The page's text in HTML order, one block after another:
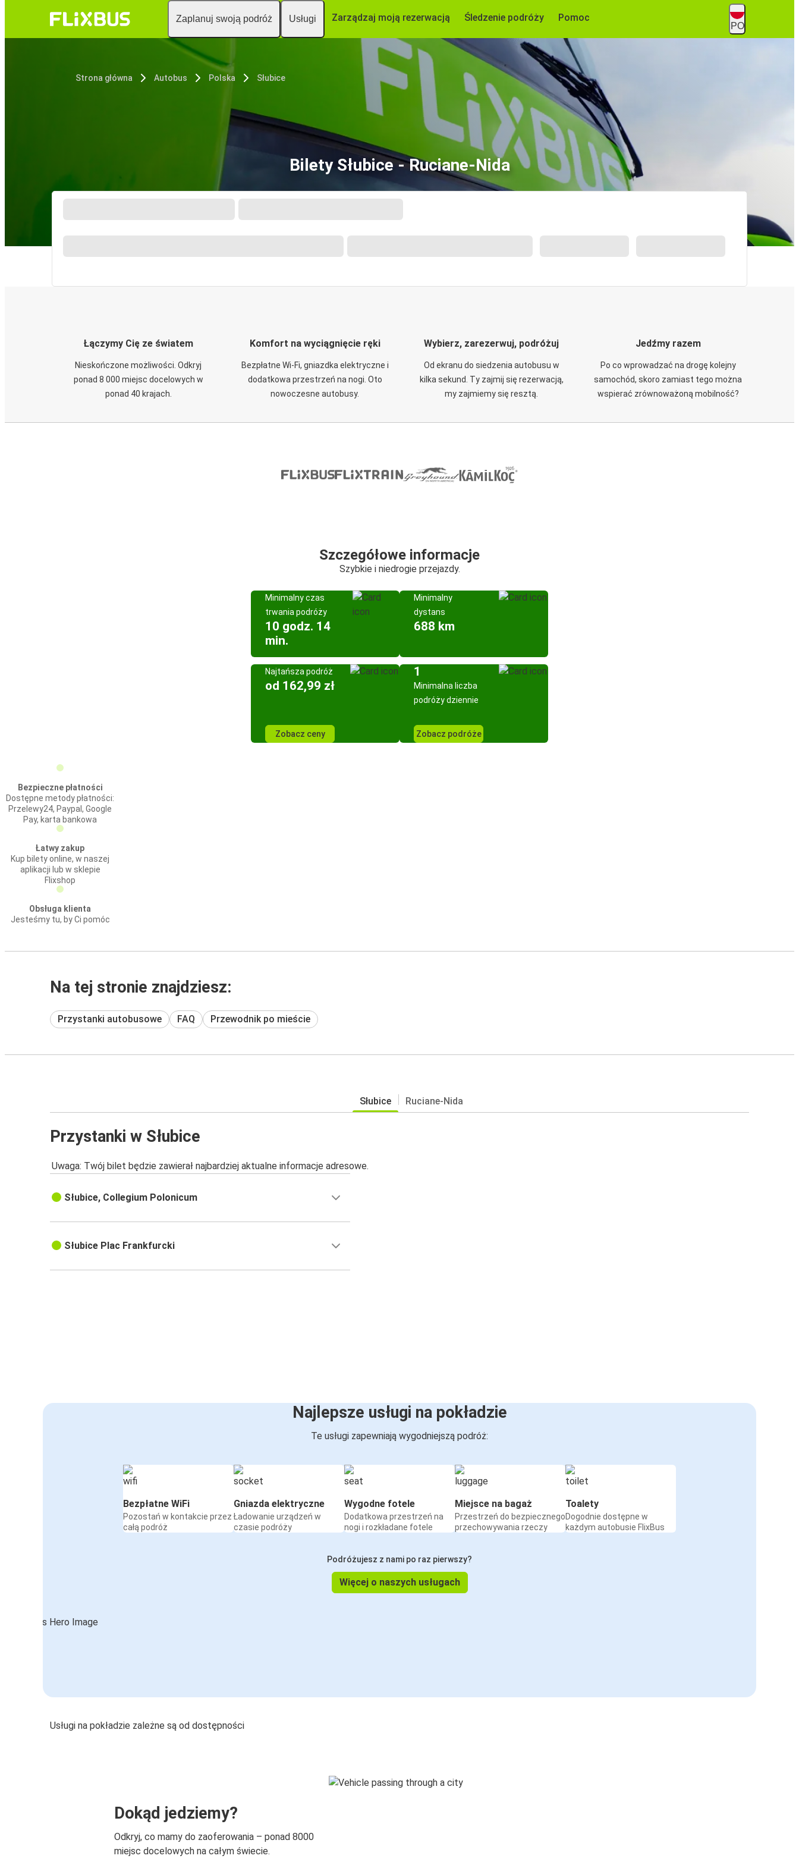
Zaplanuj swoją podróż Usługi Zarządzaj moją rezerwacją Śledzenie podróży Pomoc
PO
Strona główna Autobus Polska Słubice
Bilety Słubice - Ruciane-Nida
Łączymy Cię ze światem
Nieskończone możliwości. Odkryj
ponad 8 000 miejsc docelowych w
ponad 40 krajach.
Komfort na wyciągnięcie ręki
Bezpłatne Wi-Fi, gniazdka elektryczne i
dodatkowa przestrzeń na nogi. Oto
nowoczesne autobusy.
Wybierz, zarezerwuj, podróżuj
Od ekranu do siedzenia autobusu w
kilka sekund. Ty zajmij się rezerwacją,
my zajmiemy się resztą.
Jedźmy razem
Po co wprowadzać na drogę kolejny
samochód, skoro zamiast tego można
wspierać zrównoważoną mobilność?
Szczegółowe informacje
Szybkie i niedrogie przejazdy.
Minimalny czas
trwania podróży
10 godz. 14
min.
Minimalny
dystans
688 km
Najtańsza podróż
od 162,99 zł
Zobacz ceny
1
Minimalna liczba
podróży dziennie
Zobacz podróże
Bezpieczne płatności
Dostępne metody płatności:
Przelewy24, Paypal, Google
Pay, karta bankowa
Łatwy zakup
Kup bilety online, w naszej
aplikacji lub w sklepie
Flixshop
Obsługa klienta
Jesteśmy tu, by Ci pomóc
Na tej stronie znajdziesz:
Przystanki autobusowe FAQ Przewodnik po mieście
Słubice Ruciane-Nida
Przystanki w Słubice
Uwaga: Twój bilet będzie zawierał najbardziej aktualne informacje adresowe.
Słubice, Collegium Polonicum
Słubice Plac Frankfurcki
Najlepsze usługi na pokładzie
Te usługi zapewniają wygodniejszą podróż:
Bezpłatne WiFi
Pozostań w kontakcie przez
całą podróż
Gniazda elektryczne
Ładowanie urządzeń w
czasie podróży
Wygodne fotele
Dodatkowa przestrzeń na
nogi i rozkładane fotele
Miejsce na bagaż
Przestrzeń do bezpiecznego
przechowywania rzeczy
Toalety
Dogodnie dostępne w
każdym autobusie FlixBus
Podróżujesz z nami po raz pierwszy?
Więcej o naszych usługach
Usługi na pokładzie zależne są od dostępności
Dokąd jedziemy?
Odkryj, co mamy do zaoferowania – ponad 8000
miejsc docelowych na całym świecie.